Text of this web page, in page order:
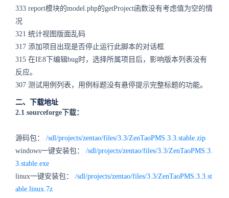
333 report模块的model.php的getProject函数没有考虑值为空的情
况
321 统计视图版面乱码
317 添加项目出现是否停止运行此脚本的对话框
315 在IE8下编辑bug时，选择所属项目后，影响版本列表没有
反应。
307 测试用例列表，用例标题没有悬停提示完整标题的功能。
二、下载地址
2.1 sourceforge下载：
源码包： /sdl/projects/zentao/files/3.3/ZenTaoPMS.3.3.stable.zip
windows一键安装包： /sdl/projects/zentao/files/3.3/ZenTaoPMS.3.
3.stable.exe
linux一键安装包： /sdl/projects/zentao/files/3.3/ZenTaoPMS.3.3.st
able.linux.7z